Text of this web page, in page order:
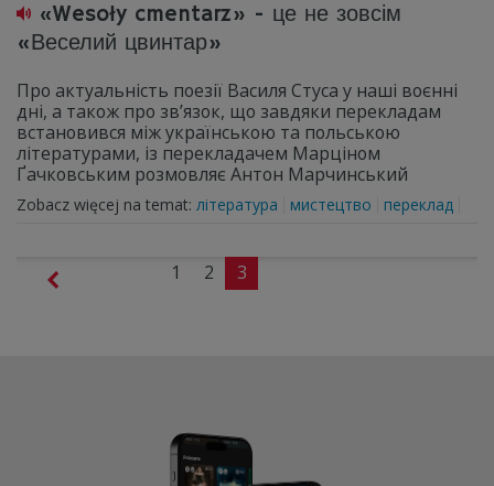
«Wesoły cmentarz» - це не зовсім
«Веселий цвинтар»
Про актуальність поезії Василя Стуса у наші воєнні
дні, а також про зв’язок, що завдяки перекладам
встановився між українською та польською
літературами, із перекладачем Марціном
Ґачковським розмовляє Антон Марчинський
Zobacz więcej na temat: література мистецтво переклад
1 2 3